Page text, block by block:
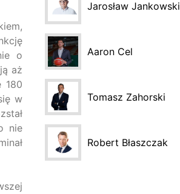
o
aż
180
w
nie
Jarosław Jankowski
Aaron Cel
Tomasz Zahorski
Robert Błaszczak